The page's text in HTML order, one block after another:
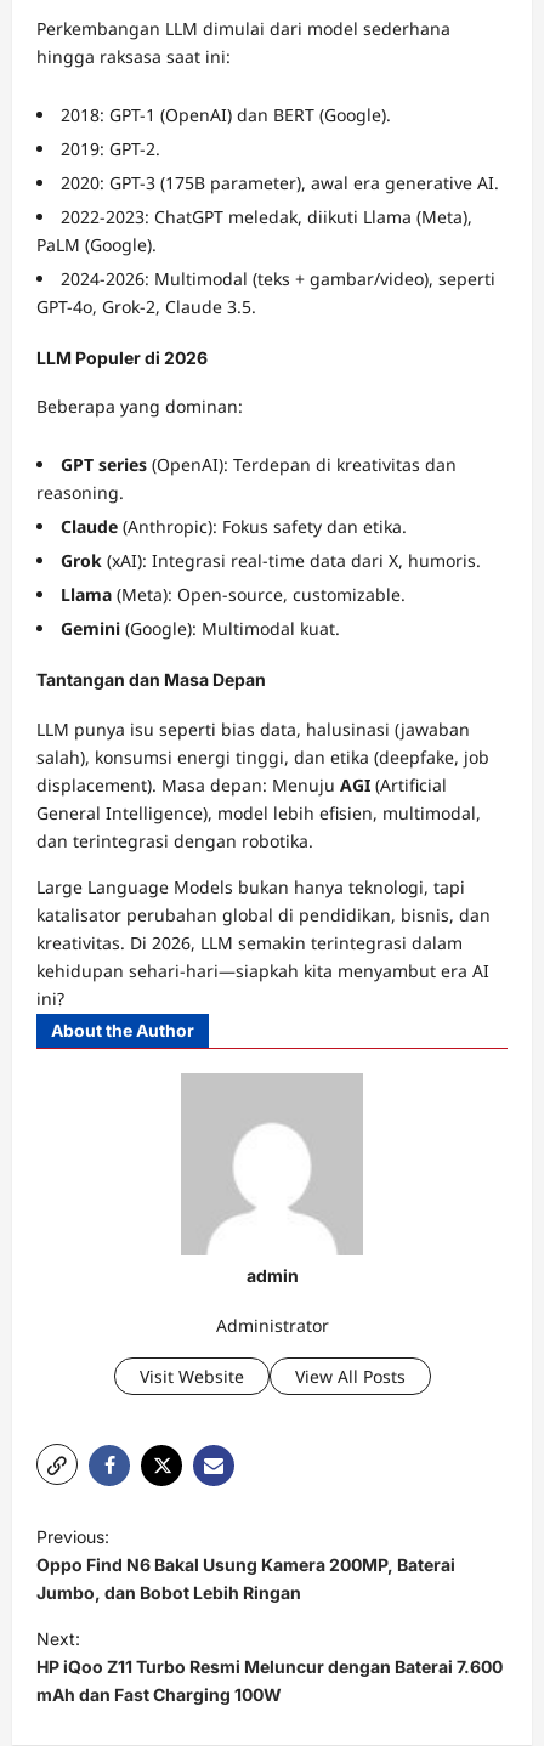
Perkembangan LLM dimulai dari model sederhana
hingga raksasa saat ini:
2018: GPT-1 (OpenAI) dan BERT (Google).
2019: GPT-2.
2020: GPT-3 (175B parameter), awal era generative AI.
2022-2023: ChatGPT meledak, diikuti Llama (Meta),
PaLM (Google).
2024-2026: Multimodal (teks + gambar/video), seperti
GPT-4o, Grok-2, Claude 3.5.
LLM Populer di 2026
Beberapa yang dominan:
GPT series (OpenAI): Terdepan di kreativitas dan
reasoning.
Claude (Anthropic): Fokus safety dan etika.
Grok (xAI): Integrasi real-time data dari X, humoris.
Llama (Meta): Open-source, customizable.
Gemini (Google): Multimodal kuat.
Tantangan dan Masa Depan
LLM punya isu seperti bias data, halusinasi (jawaban
salah), konsumsi energi tinggi, dan etika (deepfake, job
displacement). Masa depan: Menuju AGI (Artificial
General Intelligence), model lebih efisien, multimodal,
dan terintegrasi dengan robotika.
Large Language Models bukan hanya teknologi, tapi
katalisator perubahan global di pendidikan, bisnis, dan
kreativitas. Di 2026, LLM semakin terintegrasi dalam
kehidupan sehari-hari—siapkah kita menyambut era AI
ini?
About the Author
admin
Administrator
Visit Website View All Posts
o
s
t
n
a
Previous:
Oppo Find N6 Bakal Usung Kamera 200MP, Baterai
Jumbo, dan Bobot Lebih Ringan
Next:
HP iQoo Z11 Turbo Resmi Meluncur dengan Baterai 7.600
mAh dan Fast Charging 100W